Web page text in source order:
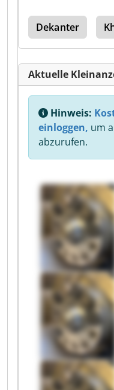
Dekanter
Aktuelle
Hinweis:
einloggen, um
abzurufen.